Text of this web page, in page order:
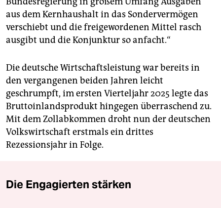
aus dem Kernhaushalt in das Sondervermögen
verschiebt und die freigewordenen Mittel rasch
ausgibt und die Konjunktur so anfacht.“
Die deutsche Wirtschaftsleistung war bereits in
den vergangenen beiden Jahren leicht
geschrumpft, im ersten Vierteljahr 2025 legte das
Bruttoinlandsprodukt hingegen überraschend zu.
Mit dem Zollabkommen droht nun der deutschen
Volkswirtschaft erstmals ein drittes
Rezessionsjahr in Folge.
Die Engagierten stärken